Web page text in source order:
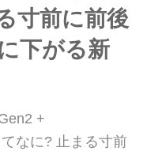
寸前に前後
下がる新
+
なに? 止まる寸前